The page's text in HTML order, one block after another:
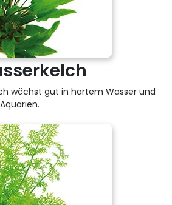
wächst gut in hartem Wasser und